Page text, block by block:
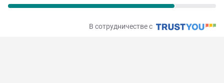
В сотрудничестве с